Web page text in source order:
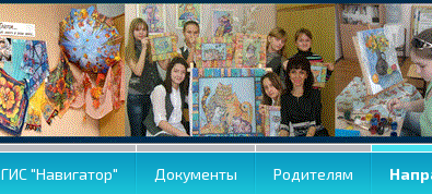
ГИС "Навигатор" Документы Родителям